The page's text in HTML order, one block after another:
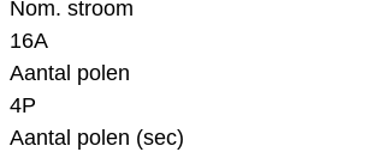
Nom. stroom
16A
Aantal polen
4P
Aantal polen (sec)